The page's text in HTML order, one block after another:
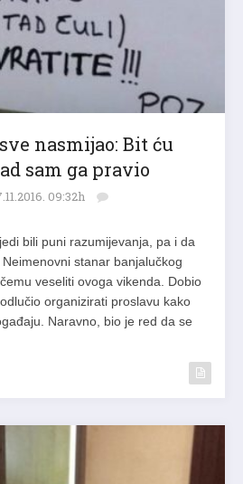
nasmijao: Bit ću
sam ga pravio
09:32h
bili puni razumijevanja, pa i da
stanar banjalučkog
veseliti ovoga vikenda. Dobio
organizirati proslavu kako
Naravno, bio je red da se